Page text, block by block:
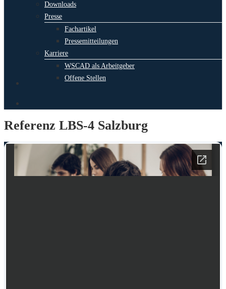
Downloads
Presse
Fachartikel
Pressemitteilungen
Karriere
WSCAD als Arbeitgeber
Offene Stellen
Referenz LBS-4 Salzburg